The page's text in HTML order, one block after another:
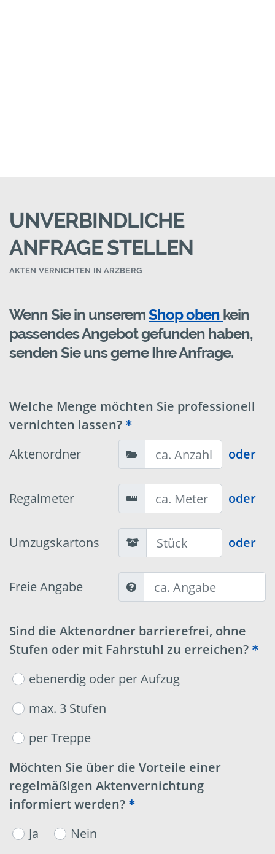
UNVERBINDLICHE
ANFRAGE STELLEN
AKTEN VERNICHTEN IN ARZBERG
Wenn Sie in unseremShop oben kein
passendes Angebot gefunden haben,
senden Sie uns gerne Ihre Anfrage.
Welche Menge möchten Sie professionell
vernichten lassen?
Aktenordner
oder
Regalmeter oder
Umzugskartons oder
Freie Angabe
Sind die Aktenordner barrierefrei, ohne
Stufen oder mit Fahrstuhl zu erreichen?
ebenerdig oder per Aufzug
max. 3 Stufen
per Treppe
Möchten Sie über die Vorteile einer
regelmäßigen Aktenvernichtung
informiert werden?
Ja
Nein